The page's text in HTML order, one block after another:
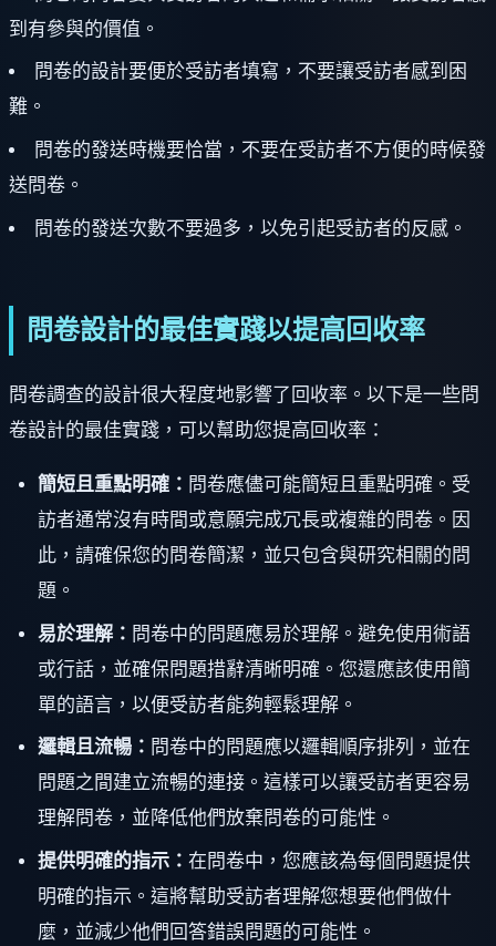
到有參與的價值。
問卷的設計要便於受訪者填寫，不要讓受訪者感到困
難。
問卷的發送時機要恰當，不要在受訪者不方便的時候發
送問卷。
問卷的發送次數不要過多，以免引起受訪者的反感。
問卷設計的最佳實踐以提高回收率
問卷調查的設計很大程度地影響了回收率。以下是一些問
卷設計的最佳實踐，可以幫助您提高回收率：
簡短且重點明確： 問卷應儘可能簡短且重點明確。受
訪者通常沒有時間或意願完成冗長或複雜的問卷。因
此，請確保您的問卷簡潔，並只包含與研究相關的問
題。
易於理解： 問卷中的問題應易於理解。避免使用術語
或行話，並確保問題措辭清晰明確。您還應該使用簡
單的語言，以便受訪者能夠輕鬆理解。
邏輯且流暢： 問卷中的問題應以邏輯順序排列，並在
問題之間建立流暢的連接。這樣可以讓受訪者更容易
理解問卷，並降低他們放棄問卷的可能性。
提供明確的指示： 在問卷中，您應該為每個問題提供
明確的指示。這將幫助受訪者理解您想要他們做什
麼，並減少他們回答錯誤問題的可能性。